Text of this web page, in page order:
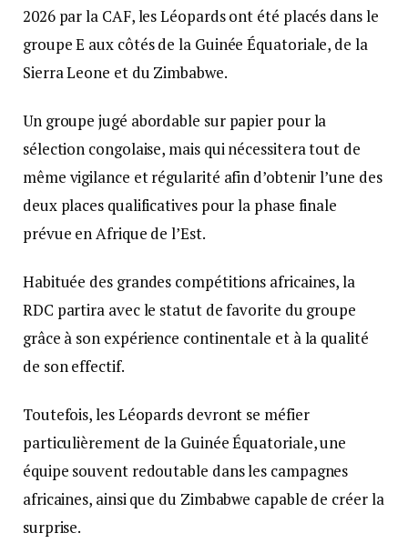
2026 par la CAF, les Léopards ont été placés dans le
groupe E aux côtés de la Guinée Équatoriale, de la
Sierra Leone et du Zimbabwe.
Un groupe jugé abordable sur papier pour la
sélection congolaise, mais qui nécessitera tout de
même vigilance et régularité afin d’obtenir l’une des
deux places qualificatives pour la phase finale
prévue en Afrique de l’Est.
Habituée des grandes compétitions africaines, la
RDC partira avec le statut de favorite du groupe
grâce à son expérience continentale et à la qualité
de son effectif.
Toutefois, les Léopards devront se méfier
particulièrement de la Guinée Équatoriale, une
équipe souvent redoutable dans les campagnes
africaines, ainsi que du Zimbabwe capable de créer la
surprise.